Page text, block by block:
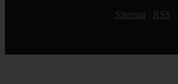
Sitemap
RSS